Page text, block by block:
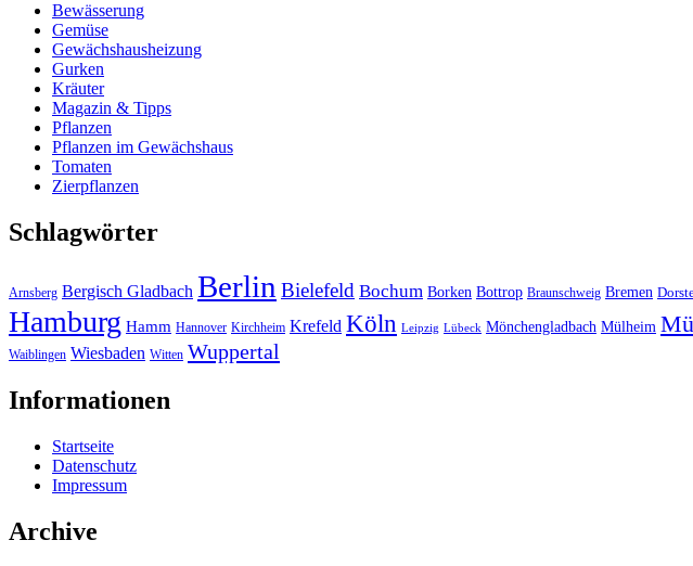
Bewässerung
Gemüse
Gewächshausheizung
Gurken
Kräuter
Magazin & Tipps
Pflanzen
Pflanzen im Gewächshaus
Tomaten
Zierpflanzen
Schlagwörter
Arnsberg Bergisch Gladbach Berlin Bielefeld Bochum Borken Bottrop Braunschweig Bremen
Hamburg Hamm Hannover Kirchheim Krefeld Köln Leipzig Lübeck Mönchengladbach Mülheim
Waiblingen Wiesbaden Witten Wuppertal
Informationen
Startseite
Datenschutz
Impressum
Archive